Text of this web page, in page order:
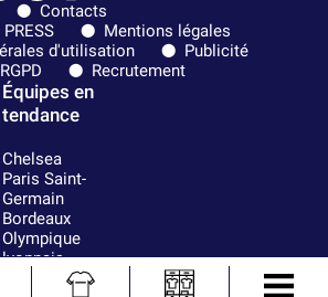
Contacts
Mentions légales
d'utilisation
Publicité
Recrutement
Équipes en
tendance
Chelsea
Paris Saint-
Germain
Bordeaux
Olympique
lyonnais